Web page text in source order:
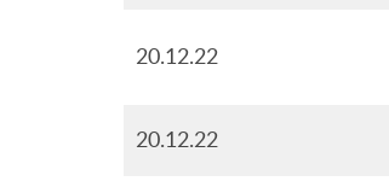
20.12.22
20.12.22